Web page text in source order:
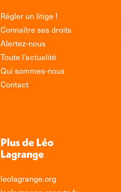
Régler un litige !
Connaître ses droits
Alertez-nous
Toute l’actualité
Qui sommes-nous
Contact
Plus de Léo
Lagrange
leolagrange.org